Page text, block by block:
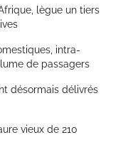
lègue un tiers
intra-
de passagers
désormais délivrés
vieux de 210